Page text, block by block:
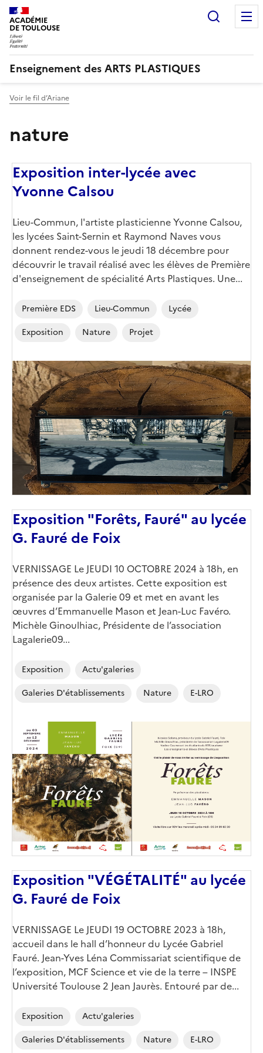
ACADÉMIE
DE TOULOUSE
Enseignement des ARTS PLASTIQUES
Voir le fil d’Ariane
nature
Exposition inter-lycée avec
Yvonne Calsou
Corps
Lieu-Commun, l'artiste plasticienne Yvonne Calsou,
les lycées Saint-Sernin et Raymond Naves vous
donnent rendez-vous le jeudi 18 décembre pour
découvrir le travail réalisé avec les élèves de Première
d'enseignement de spécialité Arts Plastiques. Une...
Première EDS Lieu-Commun
Lycée
Exposition
Nature Projet
Image
de
couverture
(conseillée)
Exposition "Forêts, Fauré" au lycée
G. Fauré de Foix
Corps
VERNISSAGE Le JEUDI 10 OCTOBRE 2024 à 18h, en
présence des deux artistes. Cette exposition est
organisée par la Galerie 09 et met en avant les
œuvres d’Emmanuelle Mason et Jean-Luc Favéro.
Michèle Ginoulhiac, Présidente de l’association
Lagalerie09...
Exposition
Actu'galeries
Galeries D'établissements
Nature E-LRO
Image
de
couverture
(conseillée)
Exposition "VÉGÉTALITÉ" au lycée
G. Fauré de Foix
Corps
VERNISSAGE Le JEUDI 19 OCTOBRE 2023 à 18h,
accueil dans le hall d’honneur du Lycée Gabriel
Fauré. Jean-Yves Léna Commissariat scientifique de
l’exposition, MCF Science et vie de la terre – INSPE
Université Toulouse 2 Jean Jaurès. Entouré par de...
Exposition
Actu'galeries
Galeries D'établissements
Nature E-LRO